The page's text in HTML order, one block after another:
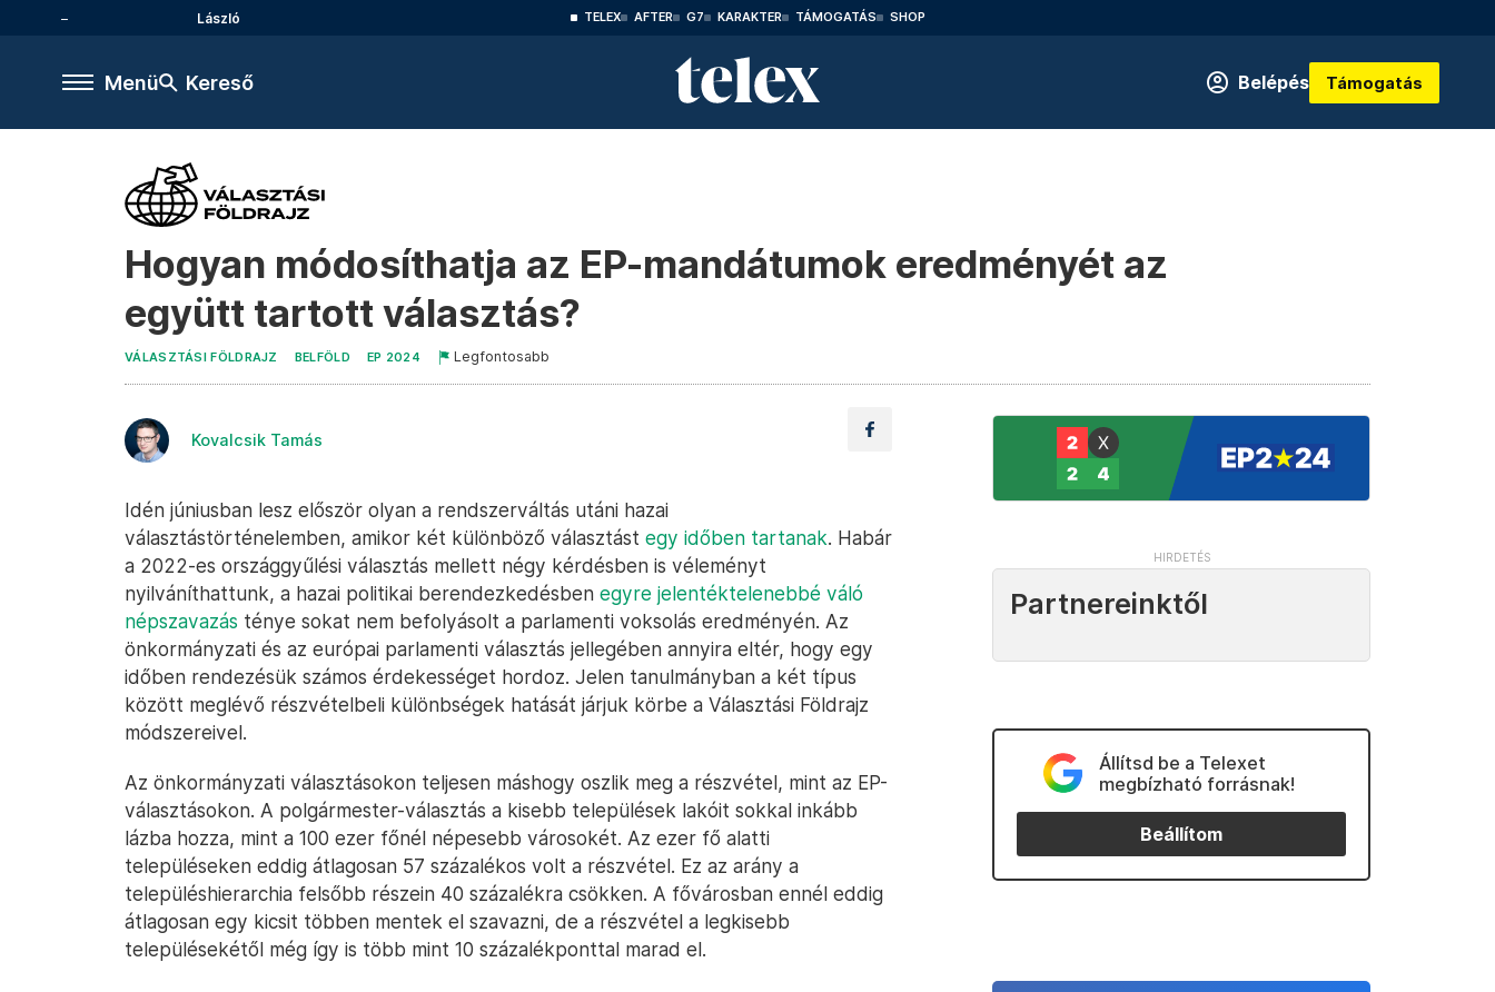
László TELEX AFTER G7 KARAKTER TÁMOGATÁS SHOP
Menü Kereső Belépés Támogatás
Hogyan módosíthatja az EP-mandátumok eredményét az
együtt tartott választás?
VÁLASZTÁSI FÖLDRAJZ BELFÖLD EP 2024 Legfontosabb
Kovalcsik Tamás
Idén júniusban lesz először olyan a rendszerváltás utáni hazai
választástörténelemben, amikor két különböző választást egy időben tartanak. Habár
a 2022-es országgyűlési választás mellett négy kérdésben is véleményt
nyilváníthattunk, a hazai politikai berendezkedésben egyre jelentéktelenebbé váló
népszavazás ténye sokat nem befolyásolt a parlamenti voksolás eredményén. Az
önkormányzati és az európai parlamenti választás jellegében annyira eltér, hogy egy
időben rendezésük számos érdekességet hordoz. Jelen tanulmányban a két típus
között meglévő részvételbeli különbségek hatását járjuk körbe a Választási Földrajz
módszereivel.
Az önkormányzati választásokon teljesen máshogy oszlik meg a részvétel, mint az EP-
választásokon. A polgármester-választás a kisebb települések lakóit sokkal inkább
lázba hozza, mint a 100 ezer főnél népesebb városokét. Az ezer fő alatti
településeken eddig átlagosan 57 százalékos volt a részvétel. Ez az arány a
településhierarchia felsőbb részein 40 százalékra csökken. A fővárosban ennél eddig
átlagosan egy kicsit többen mentek el szavazni, de a részvétel a legkisebb
településekétől még így is több mint 10 százalékponttal marad el.
Partnereinktől
Állítsd be a Telexet
megbízható forrásnak!
Beállítom